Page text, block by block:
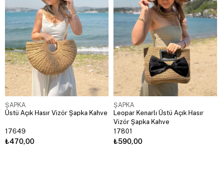
ŞAPKA
Üstü Açık Hasır Vizör Şapka Kahve
17649
₺470,00
ŞAPKA
Leopar Kenarlı Üstü Açık Hasır
Vizör Şapka Kahve
17801
₺590,00